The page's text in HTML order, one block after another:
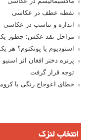
نقطه عطف در عکاسی
اندازه و تناسب در عکاسی
مراحل نقد عکس: چطور
استودیوم یا پونکتوم؟
پرتره دختر افغان اثر
توجه قرار گرفت
خطای اعوجاج رنگی یا
انتخاب لنزک